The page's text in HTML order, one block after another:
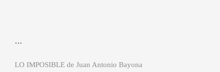
…
LO IMPOSIBLE de Juan Antonio Bayona